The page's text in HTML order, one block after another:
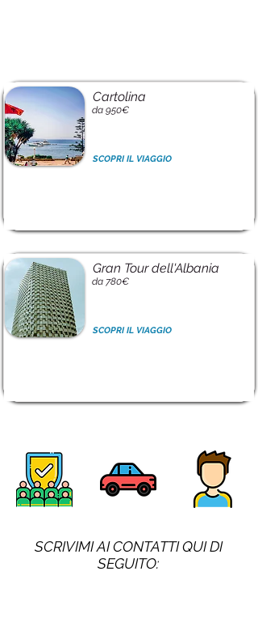
Cartolina
da 950€
SCOPRI IL VIAGGIO
Gran Tour dell'Albania
da 780€
SCOPRI IL VIAGGIO
SCRIVIMI AI CONTATTI QUI DI
SEGUITO: